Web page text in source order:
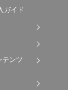
ガイド
テンツ